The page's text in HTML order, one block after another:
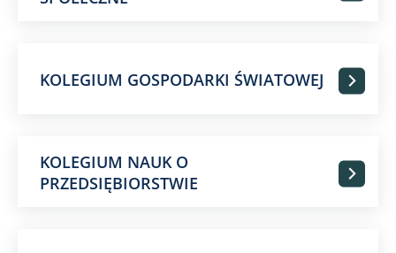
KOLEGIUM GOSPODARKI ŚWIATOWEJ
KOLEGIUM NAUK O
PRZEDSIĘBIORSTWIE